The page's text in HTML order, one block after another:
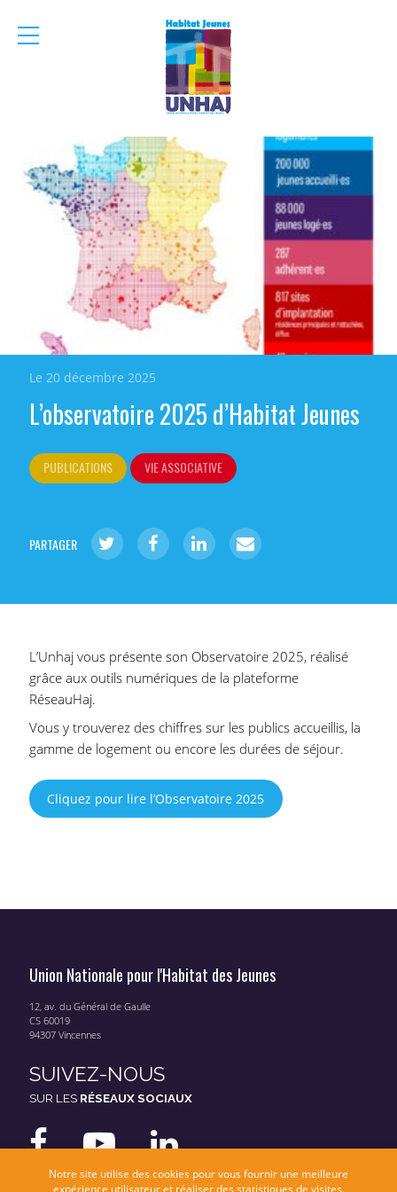
menu
Le 20 décembre 2025
L’observatoire 2025 d’Habitat Jeunes
PUBLICATIONS VIE ASSOCIATIVE
PARTAGER
L’Unhaj vous présente son Observatoire 2025, réalisé
grâce aux outils numériques de la plateforme
RéseauHaj.
Vous y trouverez des chiffres sur les publics accueillis, la
gamme de logement ou encore les durées de séjour.
Cliquez pour lire l’Observatoire 2025
Union Nationale pour l'Habitat des Jeunes
12, av. du Général de Gaulle
CS 60019
94307 Vincennes
SUIVEZ-NOUS
SUR LES RÉSEAUX SOCIAUX
Notre site utilise des cookies pour vous fournir une meilleure
expérience utilisateur et réaliser des statistiques de visites.